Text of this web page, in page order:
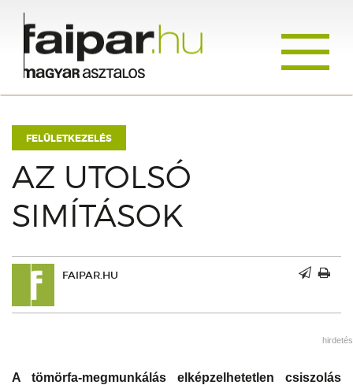
FELÜLETKEZELÉS
AZ UTOLSÓ
SIMÍTÁSOK
FAIPAR.HU
hirdetés
A tömörfa-megmunkálás elképzelhetetlen csiszolás